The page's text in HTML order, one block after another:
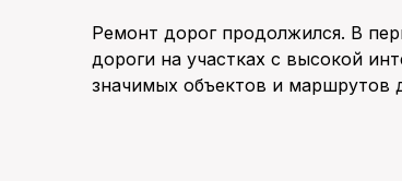
Ремонт дорог продолжился. В
дороги на участках с высокой
значимых объектов и маршрутов